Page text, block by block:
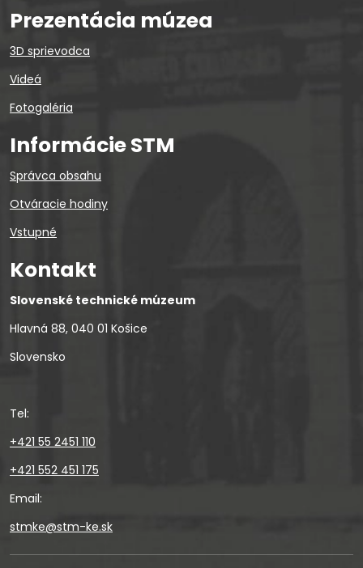
Prezentácia múzea
3D sprievodca
Videá
Fotogaléria
Informácie STM
Správca obsahu
Otváracie hodiny
Vstupné
Kontakt
Slovenské technické múzeum
Hlavná 88, 040 01 Košice
Slovensko
Tel:
+421 55 2451 110
+421 552 451 175
Email:
stmke@stm-ke.sk